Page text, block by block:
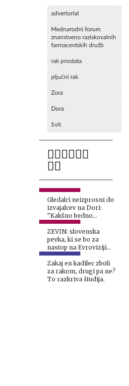
advertorial
Mednarodni forum
znanstveno raziskovalnih
farmacevtskih družb
rak prostata
pljučni rak
Zora
Dora
Svit
Gledalci neizprosni do
izvajalcev na Dori:
"Kakšno bedno
glasbeno sceno
imamo, če je to
najboljše"
ZEVIN: slovenska
pevka, ki se bo za
nastop na Evroviziji
borila na hrvaški Dori
Zakaj en kadilec zboli
za rakom, drugi pa ne?
To razkriva študija.